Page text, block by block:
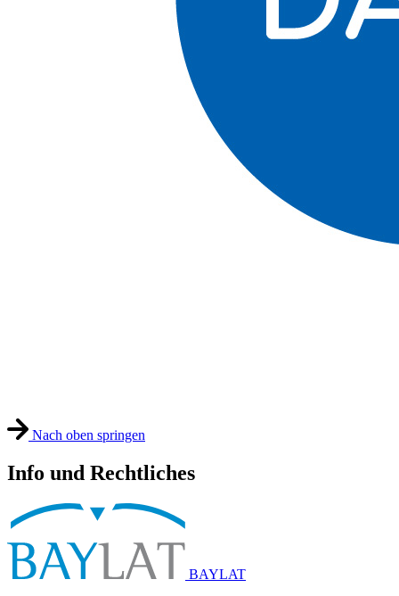
Nach oben springen
Info und Rechtliches
BAYLAT